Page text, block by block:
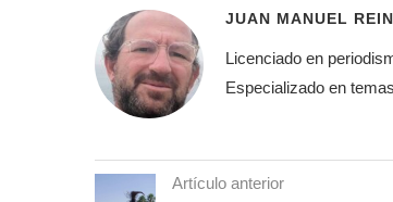
JUAN MANUEL
Licenciado en
Especializado en
Artículo anterior